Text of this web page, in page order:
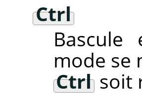
Ctrl
mode se
Ctrl soit